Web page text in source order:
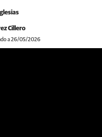
Cillero
a 26/05/2026